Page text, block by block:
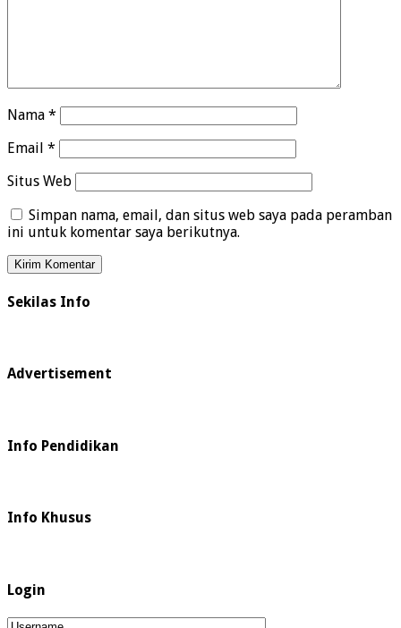
Nama *
Email *
Situs Web
Simpan nama, email, dan situs web saya pada peramban
ini untuk komentar saya berikutnya.
Sekilas Info
Advertisement
Info Pendidikan
Info Khusus
Login